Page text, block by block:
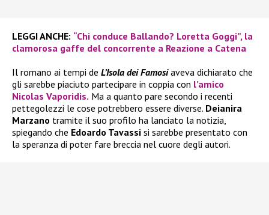
LEGGI ANCHE: “Chi conduce Ballando? Loretta Goggi”, la
clamorosa gaffe del concorrente a Reazione a Catena
Il romano ai tempi de L’Isola dei Famosiaveva dichiarato che
gli sarebbe piaciuto partecipare in coppia con l’amico
Nicolas Vaporidis. Ma a quanto pare secondo i recenti
pettegolezzi le cose potrebbero essere diverse. Deianira
Marzano tramite il suo profilo ha lanciato la notizia,
spiegando che Edoardo Tavassi si sarebbe presentato con
la speranza di poter fare breccia nel cuore degli autori.